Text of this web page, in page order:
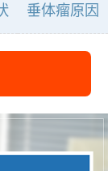
垂体瘤原因